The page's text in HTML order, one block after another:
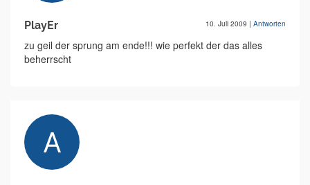
PlayEr 10. Juli 2009 | Antworten
zu geil der sprung am ende!!! wie perfekt der das alles
beherrscht